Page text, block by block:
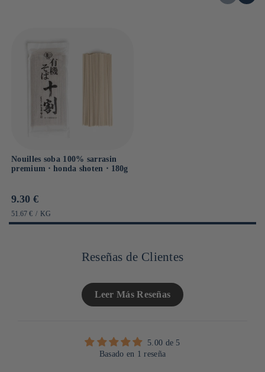
Nouilles soba 100% sarrasin
premium ⋅ honda shoten ⋅ 180g
Prix
habituel
9.30 €
PRIX
UNITAIRE
51.67 € / PAR
KG
Reseñas de Clientes
Leer Más Reseñas
5.00 de 5
Basado en 1 reseña